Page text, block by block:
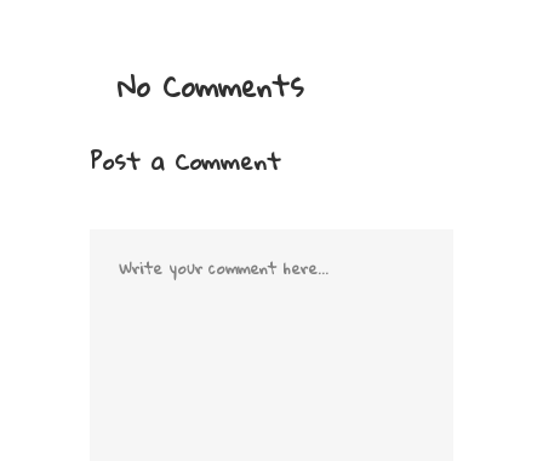
No Comments
Post a Comment